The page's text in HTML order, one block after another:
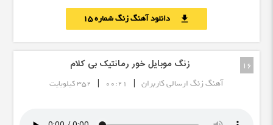
download دانلود آهنگ زنگ شماره 15
16 زنگ موبایل خور رمانتیک بی کلام
آهنگ زنگ ارسالی کاربران |
00:21
| 352 کیلوبایت